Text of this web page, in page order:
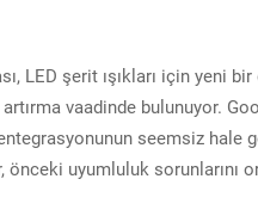
LED şerit ışıkları için yeni
vaadinde bulunuyor.
seemsiz hale
uyumluluk sorunlarını